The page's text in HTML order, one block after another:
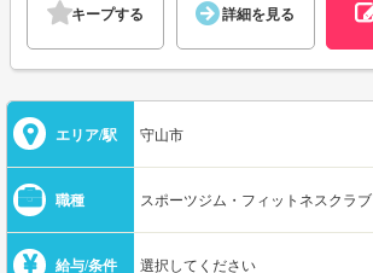
キープする 詳細を見る
エリア/駅 守山市
職種 スポーツジム・フィットネスクラブ
給与/条件 選択してください